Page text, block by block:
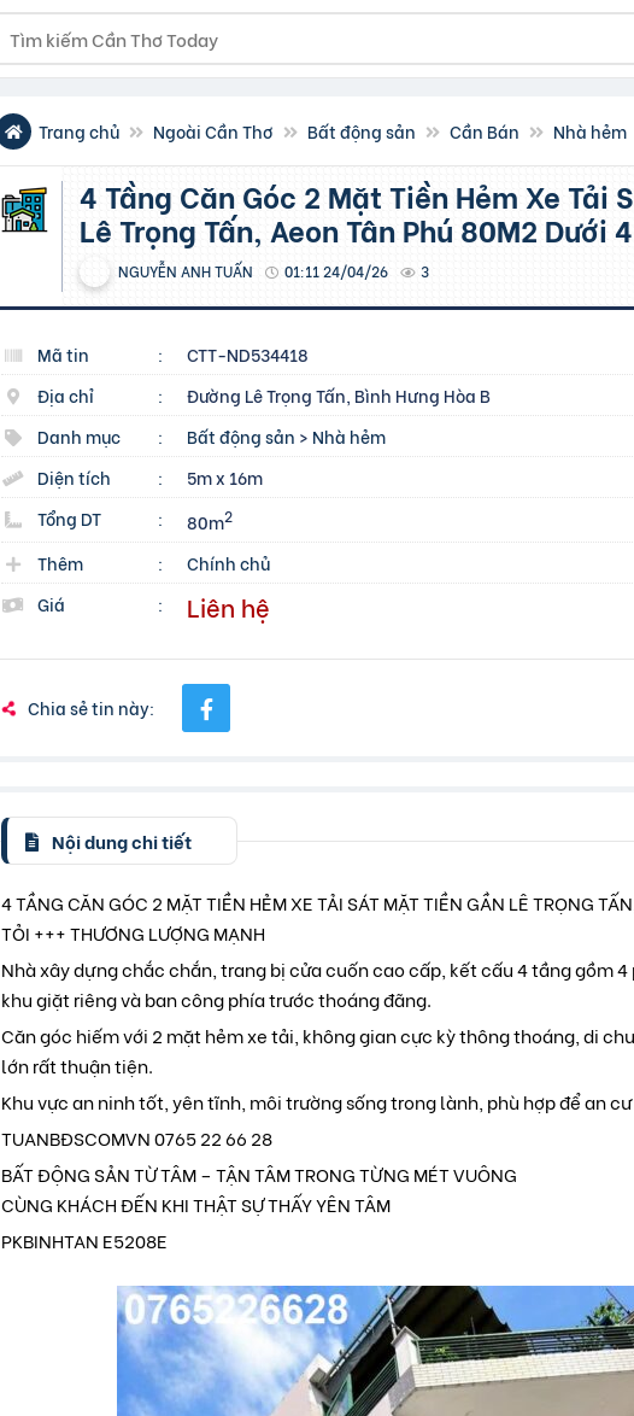
Trang chủ Ngoài Cần Thơ Bất động sản Cần Bán Nhà hẻm
4 Tầng Căn Góc 2 Mặt Tiền Hẻm Xe Tải Sát Mặt Tiền Gần
Lê Trọng Tấn, Aeon Tân Phú 80M2 Dưới
NGUYỄN ANH TUẤN 01:11 24/04/26 3
Mã tin :
CTT-ND534418
Địa chỉ
:
Đường Lê Trọng Tấn, Bình Hưng Hòa B
Danh mục
: Bất động sản > Nhà hẻm
Diện tích
:
5m x 16m
Tổng DT
: 80m2
Thêm :
Chính chủ
Giá
: Liên hệ
Chia sẻ tin này:
Nội dung chi tiết
4 TẦNG CĂN GÓC 2 MẶT TIỀN HẺM XE TẢI SÁT MẶT TIỀN GẦN LÊ TRỌNG
TỎI +++ THƯƠNG LƯỢNG MẠNH
Nhà xây dựng chắc chắn, trang bị cửa cuốn cao cấp, kết cấu 4 tầng gồm 4
khu giặt riêng và ban công phía trước thoáng đãng.
Căn góc hiếm với 2 mặt hẻm xe tải, không gian cực kỳ thông thoáng, di
lớn rất thuận tiện.
Khu vực an ninh tốt, yên tĩnh, môi trường sống trong lành, phù hợp để an
TUANBĐSCOMVN 0765 22 66 28
BẤT ĐỘNG SẢN TỪ TÂM – TẬN TÂM TRONG TỪNG MÉT VUÔNG
CÙNG KHÁCH ĐẾN KHI THẬT SỰ THẤY YÊN TÂM
PKBINHTAN E5208E